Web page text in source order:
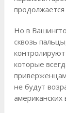
Но в
сквозь
которые
не будут
американских